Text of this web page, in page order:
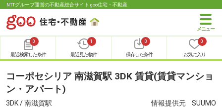
NTTグループ運営の不動産総合サイト goo住宅・不動産
0
最近検索した条件
1
最近見た物件
0
保存した条件
0
お気に入り
コーポセシリア 南滋賀駅 3DK 賃貸(賃貸マンショ
ン・アパート)
3DK / 南滋賀駅 情報提供元 SUUMO